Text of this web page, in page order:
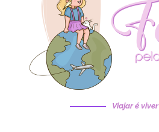
Viajar é viver